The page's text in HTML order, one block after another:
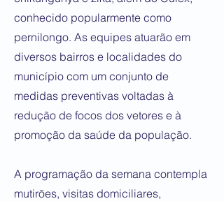
conhecido popularmente como
pernilongo. As equipes atuarão em
diversos bairros e localidades do
município com um conjunto de
medidas preventivas voltadas à
redução de focos dos vetores e à
promoção da saúde da população.
A programação da semana contempla
mutirões, visitas domiciliares,